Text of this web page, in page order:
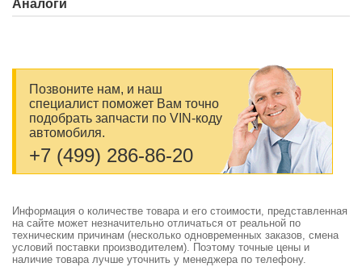
Аналоги
Позвоните нам, и наш
специалист поможет Вам точно
подобрать запчасти по VIN-коду
автомобиля.
+7 (499) 286-86-20
Информация о количестве товара и его стоимости, представленная
на сайте может незначительно отличаться от реальной по
техническим причинам (несколько одновременных заказов, смена
условий поставки производителем). Поэтому точные цены и
наличие товара лучше уточнить у менеджера по телефону.